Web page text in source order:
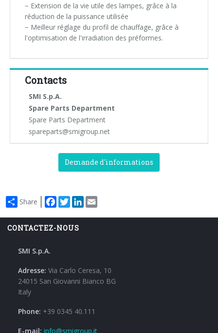
− Extension de la vie utile des lampes, grâce à la
réduction de la puissance utilisée
− Meilleur réglage du profil de chauffage, grâce à
l'optimisation de l'irradiation des préformes.
Contacts
SMI S.p.A.
Spare Parts Department
Spare Parts Department
spareparts@smigroup.net
Demande d'informations
Share Facebook
TwitterLinkedIn
CONTACTEZ-NOUS
SMI S.p.A.
Adresse: Via Carlo Ceresa, 10
24015 San Giovanni Bianco BG
Italy
Phone: +39 0345 40.111
E-mail: info@smigroup.it